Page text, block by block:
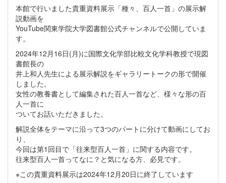
本館で行いました貴重資料展示「種々、百人一首」の展示解
説動画を
YouTube関東学院大学図書館公式チャンネルで公開していま
す。
2024年12月16日(月)に国際文化学部比較文化学科教授で現図
書館長の
井上和人先生による展示解説をギャラリートークの形で開催
しました。
女性の教養書として編集された百人一首など、様々な形の百
人一首に
ついてお話いただきました。
解説全体をテーマに沿って3つのパートに分けて動画にしてお
り、
今回は第1回目で「往来型百人一首」に関する内容です。
往来型百人一首ってなに？と気になる方、必見です。
※この貴重資料展示は2024年12月20日に終了しています